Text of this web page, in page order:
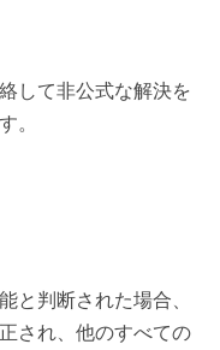
して非公式な解決を
。
と判断された場合、
され、他のすべての